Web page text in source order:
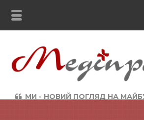
МИ - НОВИЙ ПОГЛЯД НА